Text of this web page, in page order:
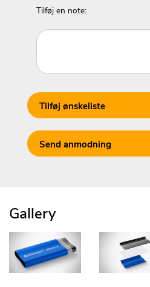
Tilføj en note:
Tilføj ønskeliste
Send anmodning
Gallery